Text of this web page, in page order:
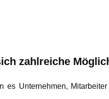
zahlreiche
es Unternehmen,